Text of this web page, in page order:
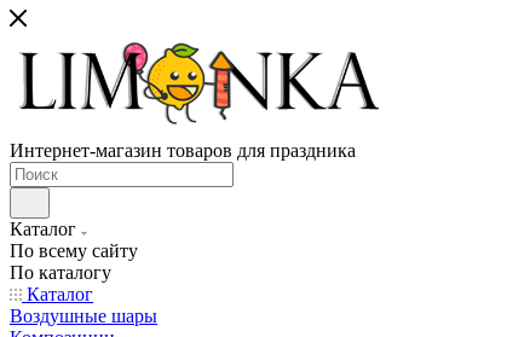
Интернет-магазин товаров для праздника
Каталог
По всему сайту
По каталогу
Каталог
Воздушные шары